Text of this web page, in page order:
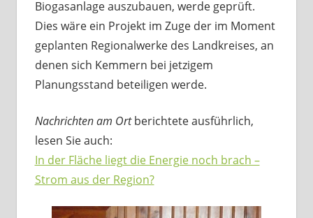
Biogasanlage auszubauen, werde geprüft.
Dies wäre ein Projekt im Zuge der im Moment
geplanten Regionalwerke des Landkreises, an
denen sich Kemmern bei jetzigem
Planungsstand beteiligen werde.
Nachrichten am Ortberichtete ausführlich,
lesen Sie auch:
In der Fläche liegt die Energie noch brach –
Strom aus der Region?